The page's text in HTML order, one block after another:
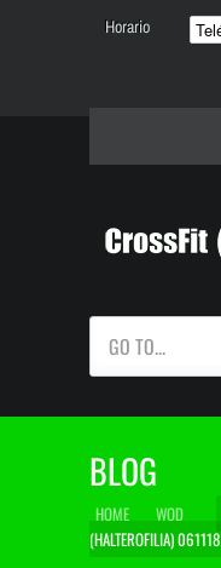
Horario
GO TO...
BLOG
HOME WOD
(HALTEROFILIA) 061118